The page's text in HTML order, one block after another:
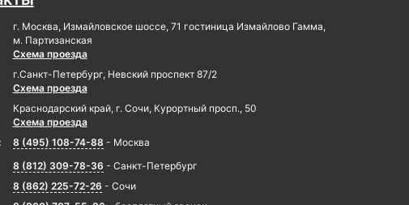
г. Москва, Измайловское шоссе, 71 гостиница Измайлово Гамма,
м. Партизанская
Схема проезда
г.Санкт-Петербург, Невский проспект 87/2
Схема проезда
Краснодарский край, г. Сочи, Курортный просп., 50
Схема проезда
8 (495) 108-74-88 - Москва
8 (812) 309-78-36 - Санкт-Петербург
8 (862) 225-72-26 - Сочи